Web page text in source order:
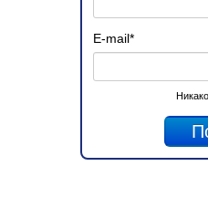
E-mail*